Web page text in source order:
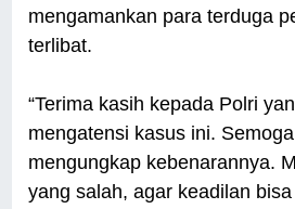
mengamankan para terduga
terlibat.
“Terima kasih kepada Polri
mengatensi kasus ini.
mengungkap kebenarannya.
yang salah, agar keadilan